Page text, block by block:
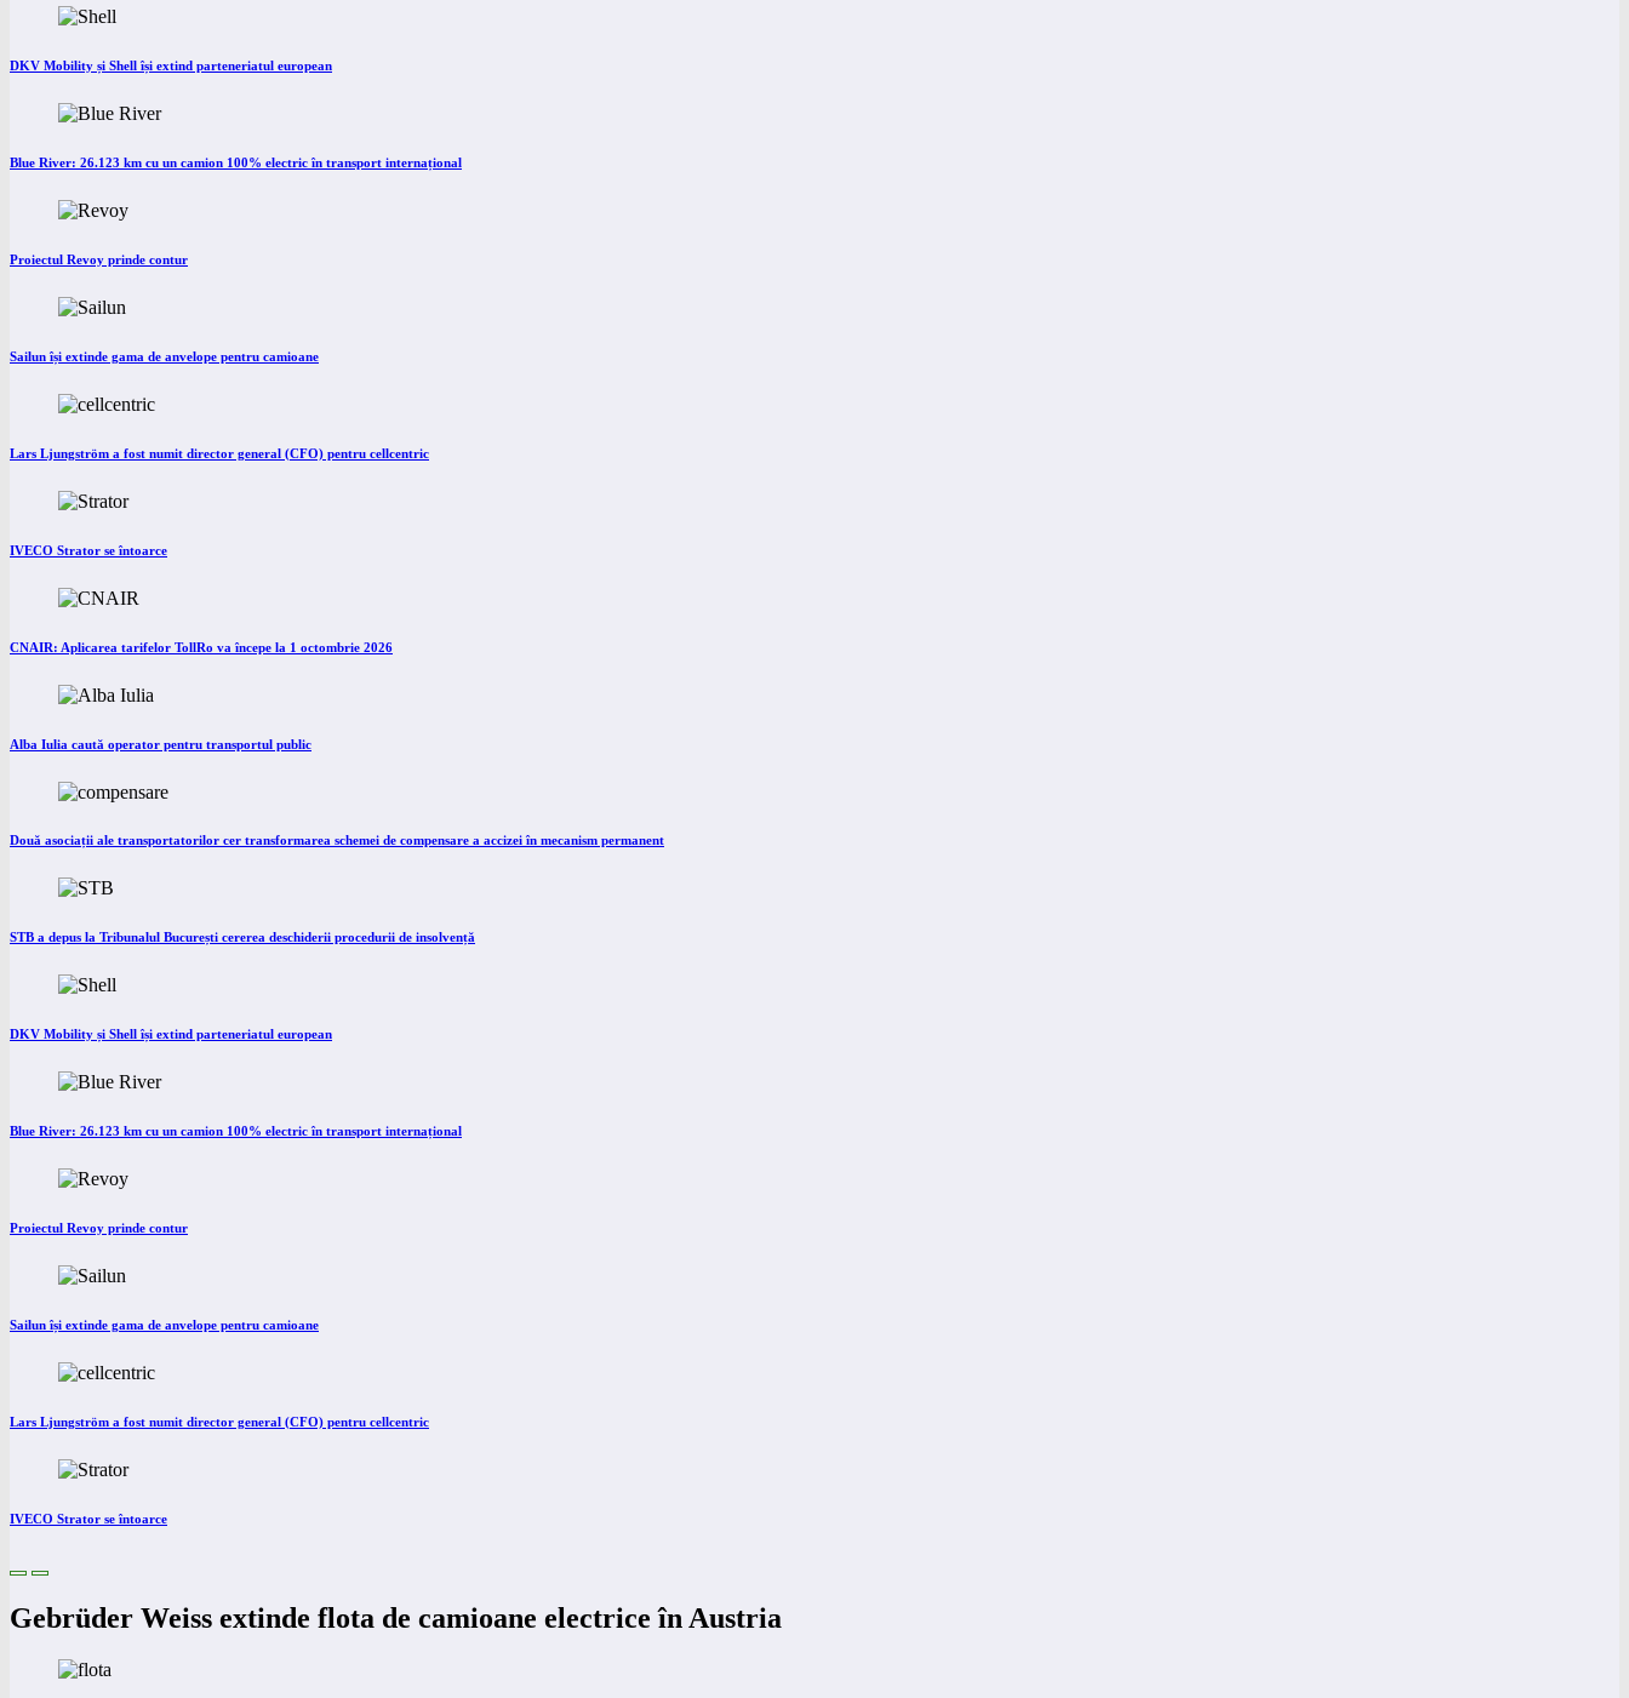
DKV Mobility și Shell își extind parteneriatul european
Blue River: 26.123 km cu un camion 100% electric în transport internațional
Proiectul Revoy prinde contur
Sailun își extinde gama de anvelope pentru camioane
Lars Ljungström a fost numit director general (CFO) pentru cellcentric
IVECO Strator se întoarce
CNAIR: Aplicarea tarifelor TollRo va începe la 1 octombrie 2026
Alba Iulia caută operator pentru transportul public
Două asociații ale transportatorilor cer transformarea schemei de compensare a accizei în mecanism permanent
STB a depus la Tribunalul București cererea deschiderii procedurii de insolvență
DKV Mobility și Shell își extind parteneriatul european
Blue River: 26.123 km cu un camion 100% electric în transport internațional
Proiectul Revoy prinde contur
Sailun își extinde gama de anvelope pentru camioane
Lars Ljungström a fost numit director general (CFO) pentru cellcentric
IVECO Strator se întoarce
Gebrüder Weiss extinde flota de camioane electrice în Austria